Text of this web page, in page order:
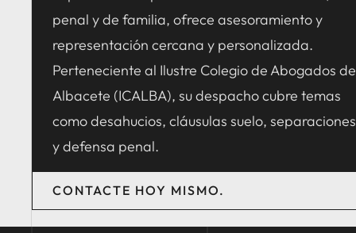
penal y de familia, ofrece asesoramiento y
representación cercana y personalizada.
Perteneciente al Ilustre Colegio de Abogados de
Albacete (ICALBA), su despacho cubre temas
como desahucios, cláusulas suelo,
y defensa penal.
CONTACTE HOY MISMO.